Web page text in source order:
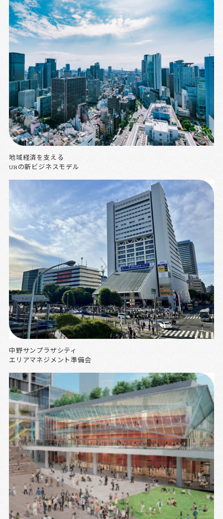
地域経済を支える
URの新ビジネスモデル
中野サンプラザシティ
エリアマネジメント準備会